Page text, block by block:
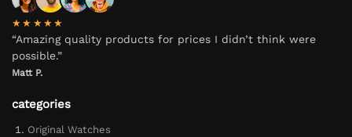
★★★★★
“Amazing quality products for prices I didn’t think were
possible.”
Matt P.
categories
Original Watches